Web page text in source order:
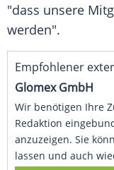
"dass unsere
werden".
Empfohlener
Glomex GmbH
Wir benötigen Ihre
Redaktion
anzuzeigen. Sie
lassen und auch